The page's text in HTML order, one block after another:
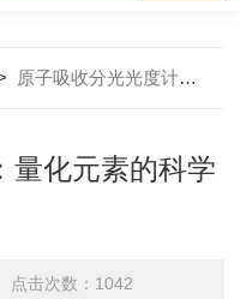
原子吸收分光光度计：量化元素的科学利器
量化元素的科学
击次数：1042